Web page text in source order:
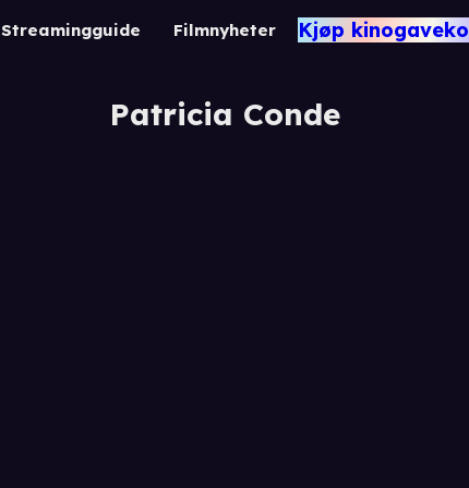
Streamingguide Filmnyheter Kjøp
Patricia Conde